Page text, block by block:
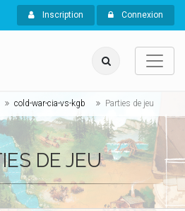
Inscription Connexion
cold-war-cia-vs-kgb Parties de jeu
DE JEU